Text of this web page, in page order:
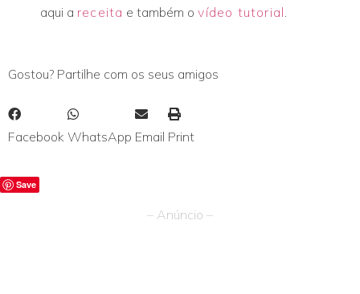
aqui a receita e também ovídeo tutorial.
Gostou? Partilhe com os seus amigos
Facebook WhatsApp Email Print
Save
– Anúncio –